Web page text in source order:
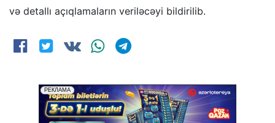
və detallı açıqlamaların veriləcəyi bildirilib.